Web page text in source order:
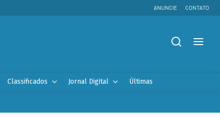
ANUNCIE CONTATO
Classificados Jornal Digital Últimas